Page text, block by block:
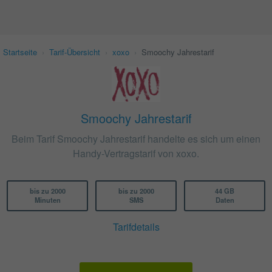
Startseite Tarif-Übersicht xoxo Smoochy Jahrestarif
Smoochy Jahrestarif
Beim Tarif Smoochy Jahrestarif handelte es sich um einen
Handy-Vertragstarif von xoxo.
bis zu 2000
Minuten
bis zu 2000
SMS
44 GB
Daten
Tarifdetails